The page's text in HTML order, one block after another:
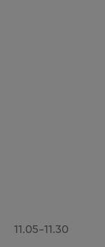
11.05-11.30